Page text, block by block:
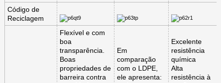
Código de
Reciclagem
Flexível e com
boa
transparência.
Boas
propriedades de
barreira contra
Em
comparação
com o LDPE,
ele apresenta:
Excelente
resistência
química
Alta
resistência à